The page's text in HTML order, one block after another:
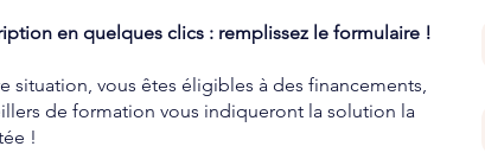
en quelques clics : remplissez le formulaire !
situation, vous êtes éligibles à des financements,
de formation vous indiqueront la solution la
!